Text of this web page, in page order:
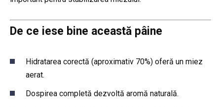
De ce iese bine această pâine
Hidratarea corectă (aproximativ 70%) oferă un miez
aerat.
Dospirea completă dezvoltă aromă naturală.